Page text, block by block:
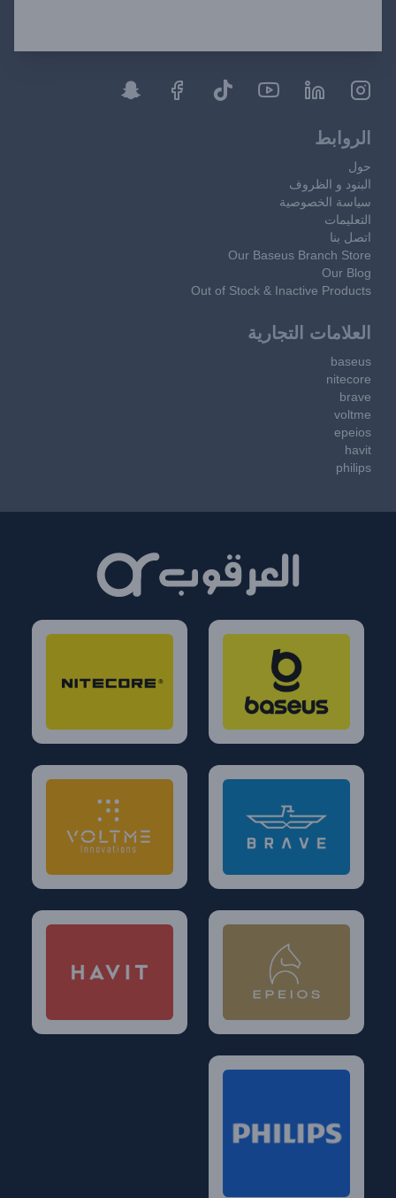
الروابط
حول
البنود و الظروف
سياسة الخصوصية
التعليمات
اتصل بنا
Our Baseus Branch Store
Our Blog
Out of Stock & Inactive Products
العلامات التجارية
baseus
nitecore
brave
voltme
epeios
havit
philips